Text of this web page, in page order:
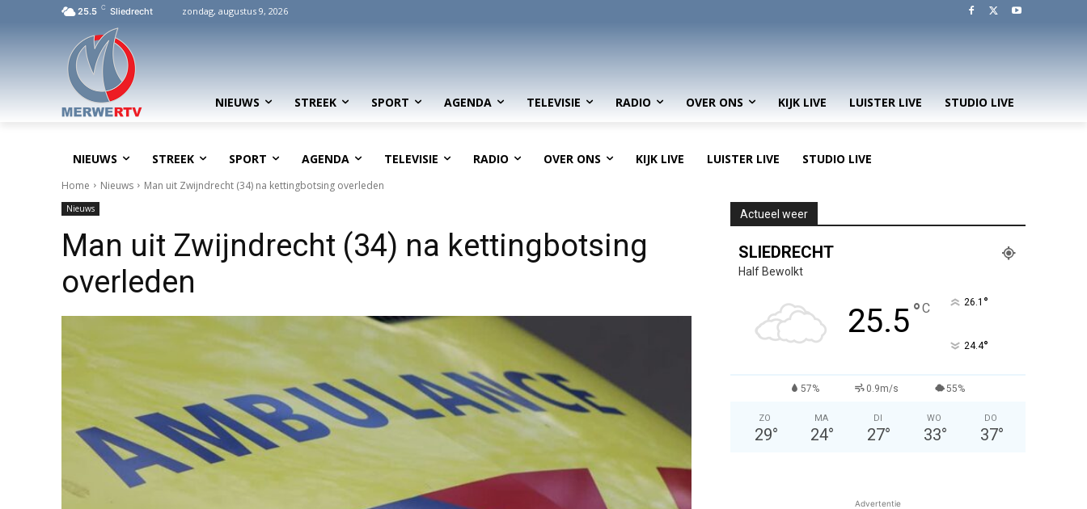
25.5 C Sliedrecht zondag, augustus 9, 2026
NIEUWS STREEK SPORT AGENDA TELEVISIE RADIO OVER ONS KIJK LIVE LUISTER LIVE STUDIO LIVE
NIEUWS STREEK SPORT AGENDA TELEVISIE RADIO OVER ONS KIJK LIVE LUISTER LIVE STUDIO LIVE
Home Nieuws Man uit Zwijndrecht (34) na kettingbotsing overleden
Nieuws
Man uit Zwijndrecht (34) na kettingbotsing
overleden
Actueel weer
SLIEDRECHT
Half Bewolkt
25.5°C 26.1 °
24.4°
57% 0.9m/s 55%
ZO
29°
MA
24°
DI
27°
WO
33°
DO
37°
Advertentie